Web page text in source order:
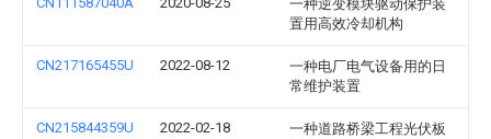
一种逆变模块驱动保护装
置用高效冷却机构
CN217165455U 2022-08-12
一种电厂电气设备用的日
常维护装置
CN215844359U 2022-02-18
一种道路桥梁工程光伏板